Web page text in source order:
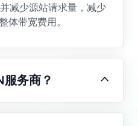
减少源站请求量，减少
体带宽费用。
务商？